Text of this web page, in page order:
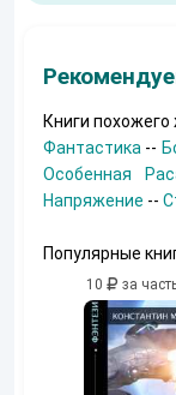
Книги похожего
Фантастика --
Особенная
Напряжение --
Популярные
10 за